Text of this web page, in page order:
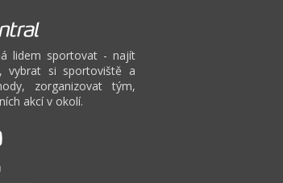
lidem sportovat - najít
vybrat si sportoviště a
zorganizovat tým,
akcí v okolí.